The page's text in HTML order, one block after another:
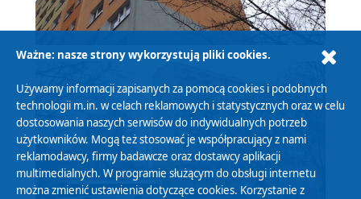
Ważne: nasze strony wykorzystują pliki cookies.
Używamy informacji zapisanych za pomocą cookies i podobnych
technologii m.in. w celach reklamowych i statystycznych oraz w celu
dostosowania naszych serwisów do indywidualnych potrzeb
użytkowników. Mogą też stosować je współpracujący z nami
reklamodawcy, firmy badawcze oraz dostawcy aplikacji
multimedialnych. W programie służącym do obsługi internetu
można zmienić ustawienia dotyczące cookies. Korzystanie z